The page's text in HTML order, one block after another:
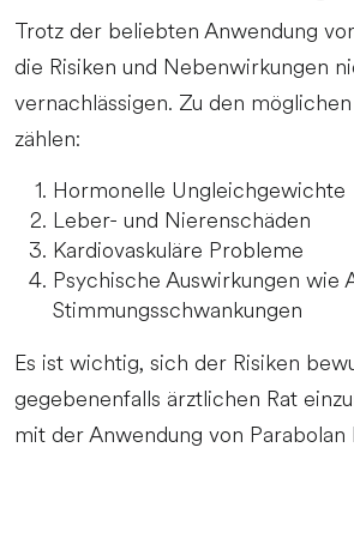
Trotz der beliebten Anwendung
die Risiken und Nebenwirkungen
vernachlässigen. Zu den
zählen:
Hormonelle Ungleichgewichte
Leber- und Nierenschäden
Kardiovaskuläre Probleme
Psychische Auswirkungen wie
Stimmungsschwankungen
Es ist wichtig, sich der Risiken
gegebenenfalls ärztlichen Rat
mit der Anwendung von Parabolan